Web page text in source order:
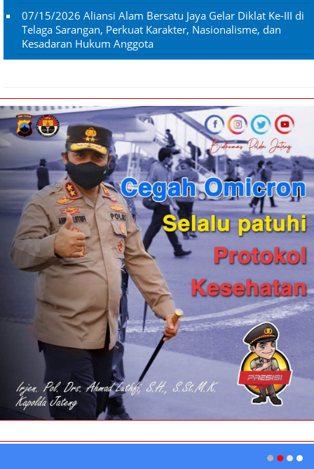
07/15/2026 Aliansi Alam Bersatu Jaya Gelar Diklat Ke-III di
Telaga Sarangan, Perkuat Karakter, Nasionalisme, dan
Kesadaran Hukum Anggota